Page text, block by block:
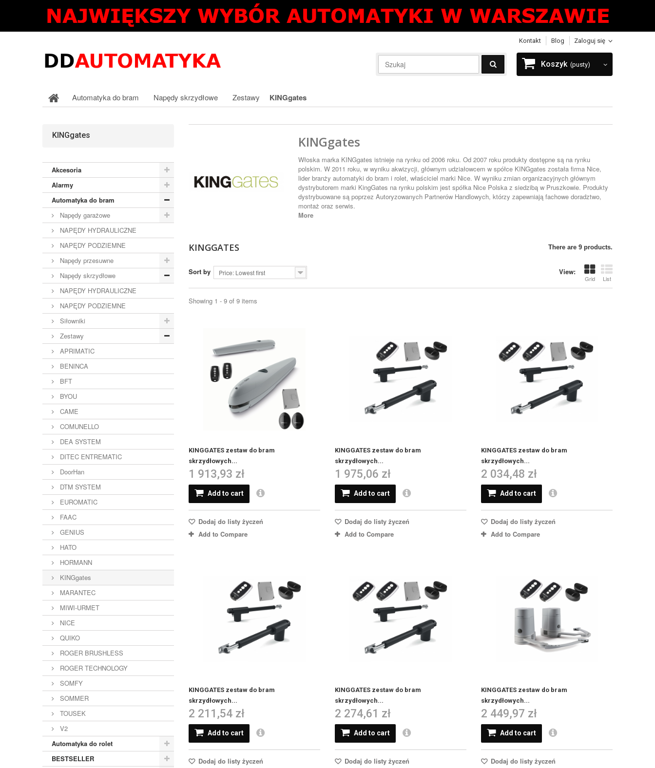
Zaloguj się
Kontakt Blog
Koszyk (pusty)
Automatyka do bram Napędy skrzydłowe Zestawy KINGgates
KINGgates
Włoska marka KINGgates istnieje na rynku od 2006 roku. Od 2007 roku produkty dostępne są na rynku
polskim. W 2011 roku, w wyniku akwizycji, głównym udziałowcem w spółce KINGgates została firma Nice,
lider branży automatyki do bram i rolet, właściciel marki Nice. W wyniku zmian organizacyjnych głównym
dystrybutorem marki KingGates na rynku polskim jest spółka Nice Polska z siedzibą w Pruszkowie. Produkty
dystrybuowane są poprzez Autoryzowanych Partnerów Handlowych, którzy zapewniają fachowe doradztwo,
montaż oraz serwis.
More
KINGGATES There are 9 products.
View:
Grid List
Sort by Price: Lowest first
Showing 1 - 9 of 9 items
KINGGATES zestaw do bram
skrzydłowych...
1 913,93 zł
Add to cart
Dodaj do listy życzeń
Add to Compare
KINGGATES zestaw do bram
skrzydłowych...
1 975,06 zł
Add to cart
Dodaj do listy życzeń
Add to Compare
KINGGATES zestaw do bram
skrzydłowych...
2 034,48 zł
Add to cart
Dodaj do listy życzeń
Add to Compare
KINGGATES zestaw do bram
skrzydłowych...
2 211,54 zł
Add to cart
Dodaj do listy życzeń
KINGGATES zestaw do bram
skrzydłowych...
2 274,61 zł
Add to cart
Dodaj do listy życzeń
KINGGATES zestaw do bram
skrzydłowych...
2 449,97 zł
Add to cart
Dodaj do listy życzeń
KINGgates
Akcesoria
Alarmy
Automatyka do bram
Napędy garażowe
NAPĘDY HYDRAULICZNE
NAPĘDY PODZIEMNE
Napędy przesuwne
Napędy skrzydłowe
NAPĘDY HYDRAULICZNE
NAPĘDY PODZIEMNE
Siłowniki
Zestawy
APRIMATIC
BENINCA
BFT
BYOU
CAME
COMUNELLO
DEA SYSTEM
DITEC ENTREMATIC
DoorHan
DTM SYSTEM
EUROMATIC
FAAC
GENIUS
HATO
HORMANN
KINGgates
MARANTEC
MIWI-URMET
NICE
QUIKO
ROGER BRUSHLESS
ROGER TECHNOLOGY
SOMFY
SOMMER
TOUSEK
V2
Automatyka do rolet
BESTSELLER